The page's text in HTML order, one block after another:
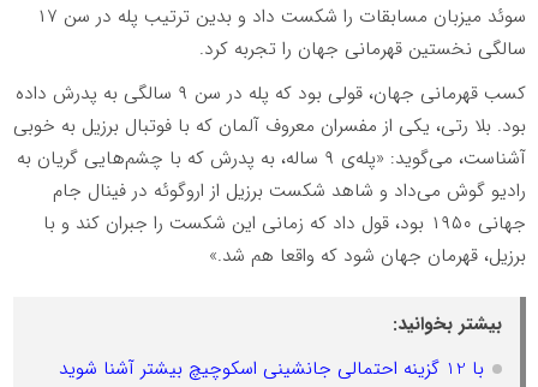
سوئد میزبان مسابقات را شکست داد و بدین ترتیب پله در سن ۱۷
سالگی نخستین قهرمانی جهان را تجربه کرد.
کسب قهرمانی جهان، قولی بود که پله در سن ۹ سالگی به پدرش داده
بود. بلا رتی، یکی از مفسران معروف آلمان که با فوتبال برزیل به خوبی
آشناست، می‌گوید: «پله‌ی ۹ ساله، به پدرش که با چشم‌هایی گریان به
رادیو گوش می‌داد و شاهد شکست برزیل از اروگوئه در فینال جام
جهانی ۱۹۵۰ بود، قول داد که زمانی این شکست را جبران کند و با
برزیل، قهرمان جهان شود که واقعا هم شد.»
بیشتر بخوانید:
با 12 گزینه احتمالی جانشینی اسکوچیچ بیشتر آشنا شوید